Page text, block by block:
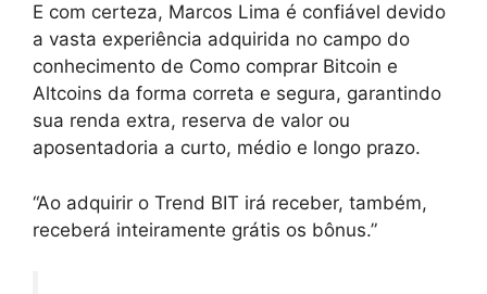
E com certeza, Marcos Lima é confiável devido
a vasta experiência adquirida no campo do
conhecimento de Como comprar Bitcoin e
Altcoins da forma correta e segura, garantindo
sua renda extra, reserva de valor ou
aposentadoria a curto, médio e longo prazo.
“Ao adquirir o Trend BIT irá receber, também,
receberá inteiramente grátis os bônus.”